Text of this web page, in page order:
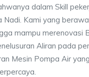
dalam Skill
Kami yang
mampu merenovasi
Aliran pada
Mesin Pompa Air